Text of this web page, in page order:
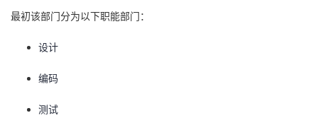
最初该部门分为以下职能部门：
设计
编码
测试